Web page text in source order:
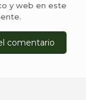
y web en este